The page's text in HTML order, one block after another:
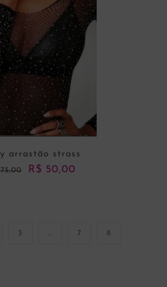
arrastão strass
O
R$ 75,00.
R$ 50,00O
R$ 50,00.
3 … 7 8